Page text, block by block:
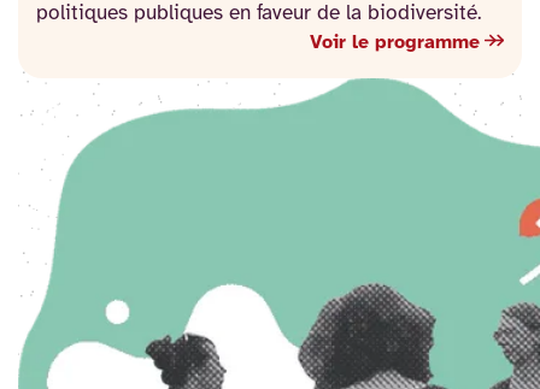
politiques publiques en faveur de la biodiversité.
Voir le programme